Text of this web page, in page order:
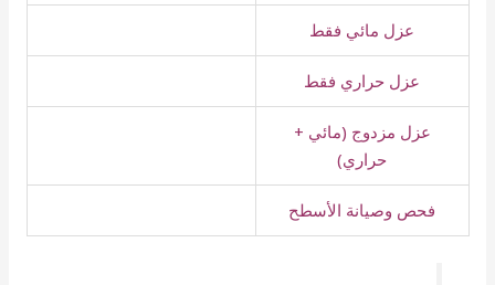
عزل مائي فقط
عزل حراري فقط
عزل مزدوج (مائي +
حراري)
فحص وصيانة الأسطح